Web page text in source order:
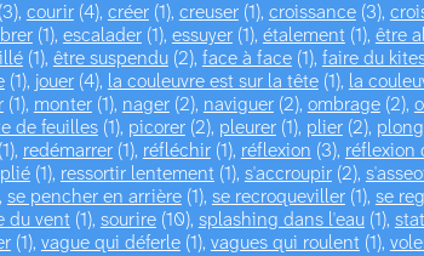
courir(4), créer(1), creuser(1), croissance(3),
(1), escalader(1), essuyer(1), étalement (1), être
(1), être suspendu(2), face à face(1), faire du
(1), jouer(4), la couleuvre est sur la tête(1), la
(1), monter(1), nager(2), naviguer(2), ombrage(2),
de feuilles(1), picorer(2), pleurer(1), plier(2),
redémarrer(1), réfléchir(1), réflexion (3), réflexion
(1), ressortir lentement (1), s'accroupir(2),
se pencher en arrière(1), se recroqueviller(1), se
du vent (1), sourire(10), splashing dans l'eau(1),
(1), vague qui déferle(1), vagues qui roulent (1),